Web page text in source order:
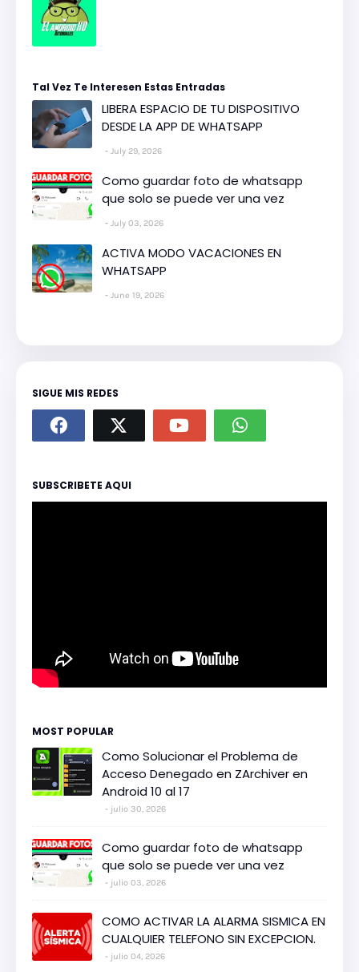
Tal Vez Te Interesen Estas Entradas
LIBERA ESPACIO DE TU DISPOSITIVO
DESDE LA APP DE WHATSAPP
July 29, 2026
Como guardar foto de whatsapp
que solo se puede ver una vez
July 03, 2026
ACTIVA MODO VACACIONES EN
WHATSAPP
June 19, 2026
SIGUE MIS REDES
SUBSCRIBETE AQUI
MOST POPULAR
Como Solucionar el Problema de
Acceso Denegado en ZArchiver en
Android 10 al 17
julio 30, 2026
Como guardar foto de whatsapp
que solo se puede ver una vez
julio 03, 2026
COMO ACTIVAR LA ALARMA SISMICA EN
CUALQUIER TELEFONO SIN EXCEPCION.
julio 04, 2026